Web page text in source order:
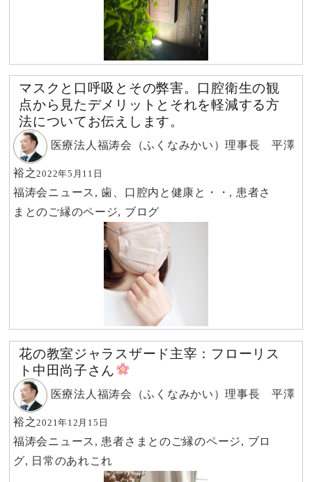
マスクと口呼吸とその弊害。口腔衛生の観
点から見たデメリットとそれを軽減する方
法についてお伝えします。
医療法人福涛会（ふくなみかい）理事長 平澤
裕之2022年5月11日
福涛会ニュース ,歯、口腔内と健康と・・ , 患者さ
まとのご縁のページ, ブログ
花の教室ジャラスザード主宰：フローリス
ト中田尚子さん
医療法人福涛会（ふくなみかい）理事長 平澤
裕之2021年12月15日
福涛会ニュース , 患者さまとのご縁のページ, ブロ
グ, 日常のあれこれ